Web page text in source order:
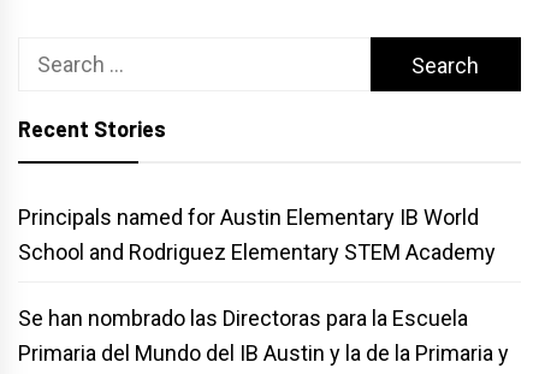
Search
Recent Stories
Principals named for Austin Elementary IB World
School and Rodriguez Elementary STEM Academy
Se han nombrado las Directoras para la Escuela
Primaria del Mundo del IB Austin y la de la Primaria y